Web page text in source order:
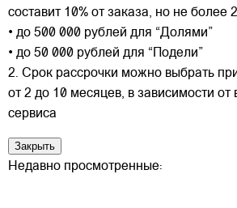
составит 10% от заказа, но не более
• до 500 000 рублей для “Долями”
• до 50 000 рублей для “Подели”
2. Срок рассрочки можно выбрать
от 2 до 10 месяцев, в зависимости от
сервиса
Закрыть
Недавно просмотренные: